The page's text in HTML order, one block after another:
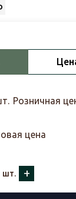
Розничная
цена
шт. +